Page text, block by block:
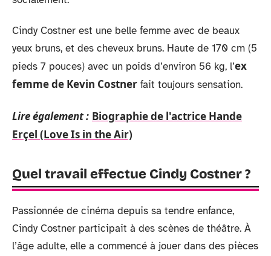
Cindy Costner est une belle femme avec de beaux
yeux bruns, et des cheveux bruns. Haute de 170 cm (5
pieds 7 pouces) avec un poids d’environ 56 kg, l’ex
femme de Kevin Costner fait toujours sensation.
Lire également : Biographie de l'actrice Hande
Erçel (Love Is in the Air)
Quel travail effectue Cindy Costner ?
Passionnée de cinéma depuis sa tendre enfance,
Cindy Costner participait à des scènes de théâtre. À
l’âge adulte, elle a commencé à jouer dans des pièces